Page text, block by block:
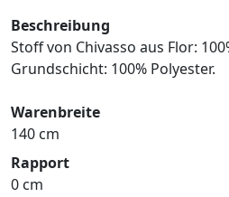
Beschreibung
Stoff von Chivasso aus Flor:
Grundschicht: 100% Polyester.
Warenbreite
140 cm
Rapport
0 cm